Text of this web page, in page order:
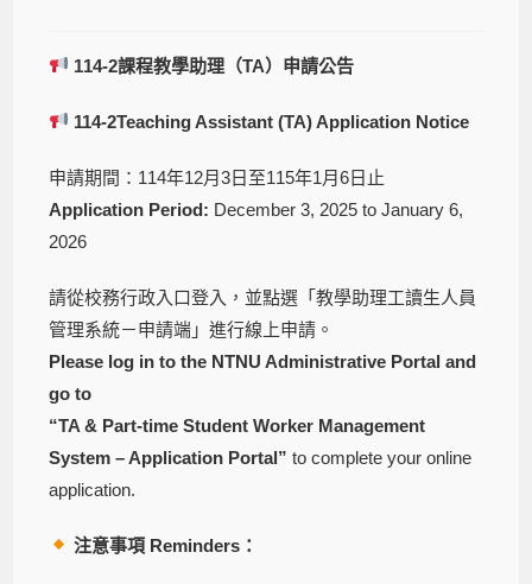
114-2課程教學助理（TA）申請公告
114-2Teaching Assistant (TA) Application Notice
申請期間：114年12月3日至115年1月6日止
Application Period: December 3, 2025 to January 6,
2026
請從校務行政入口登入，並點選「教學助理工讀生人員
管理系統－申請端」進行線上申請。
Please log in to the NTNU Administrative Portal and
go to
“TA & Part-time Student Worker Management
System – Application Portal” to complete your online
application.
注意事項 Reminders ：